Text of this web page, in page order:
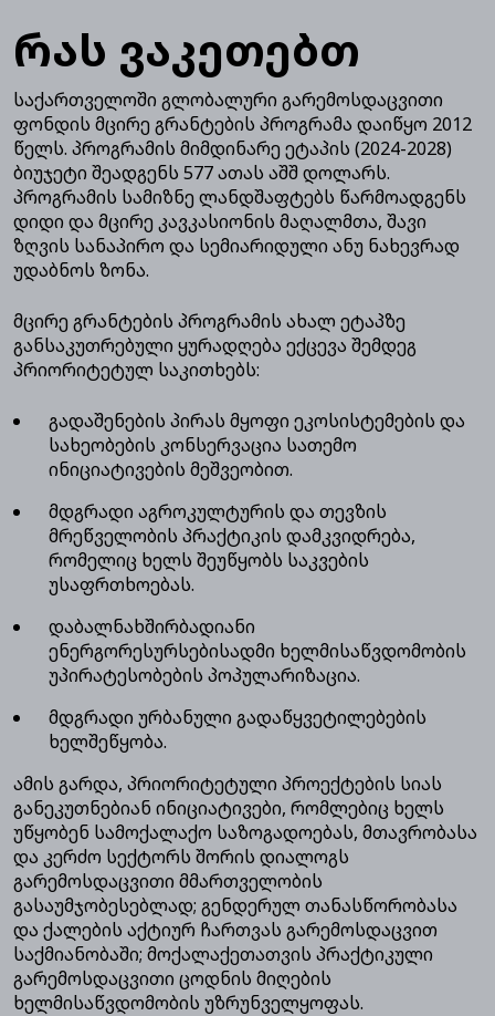
რას ვაკეთებთ
საქართველოში გლობალური გარემოსდაცვითი
ფონდის მცირე გრანტების პროგრამა დაიწყო 2012
წელს. პროგრამის მიმდინარე ეტაპის (2024-2028)
ბიუჯეტი შეადგენს 577 ათას აშშ დოლარს.
პროგრამის სამიზნე ლანდშაფტებს წარმოადგენს
დიდი და მცირე კავკასიონის მაღალმთა, შავი
ზღვის სანაპირო და სემიარიდული ანუ ნახევრად
უდაბნოს ზონა.
მცირე გრანტების პროგრამის ახალ ეტაპზე
განსაკუთრებული ყურადღება ექცევა შემდეგ
პრიორიტეტულ საკითხებს:
გადაშენების პირას მყოფი ეკოსისტემების და
სახეობების კონსერვაცია სათემო
ინიციატივების მეშვეობით.
მდგრადი აგროკულტურის და თევზის
მრეწველობის პრაქტიკის დამკვიდრება,
რომელიც ხელს შეუწყობს საკვების
უსაფრთხოებას.
დაბალნახშირბადიანი
ენერგორესურსებისადმი ხელმისაწვდომობის
უპირატესობების პოპულარიზაცია.
მდგრადი ურბანული გადაწყვეტილებების
ხელშეწყობა.
ამის გარდა, პრიორიტეტული პროექტების სიას
განეკუთნებიან ინიციატივები, რომლებიც ხელს
უწყობენ სამოქალაქო საზოგადოებას, მთავრობასა
და კერძო სექტორს შორის დიალოგს
გარემოსდაცვითი მმართველობის
გასაუმჯობესებლად; გენდერულ თანასწორობასა
და ქალების აქტიურ ჩართვას გარემოსდაცვით
საქმიანობაში; მოქალაქეთათვის პრაქტიკული
გარემოსდაცვითი ცოდნის მიღების
ხელმისაწვდომობის უზრუნველყოფას.